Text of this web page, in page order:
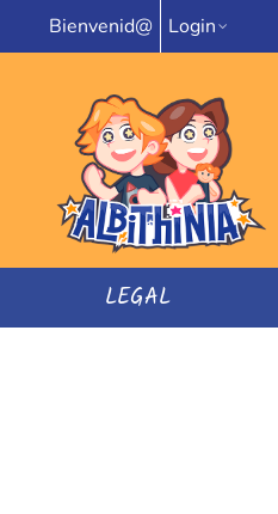
Bienvenid@ Login
LEGAL